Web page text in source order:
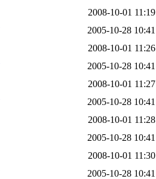
2008-10-01 11:19
2005-10-28 10:41
2008-10-01 11:26
2005-10-28 10:41
2008-10-01 11:27
2005-10-28 10:41
2008-10-01 11:28
2005-10-28 10:41
2008-10-01 11:30
2005-10-28 10:41